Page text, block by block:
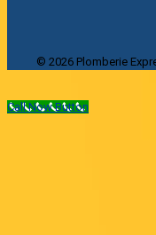
© 2026 Plomberie
Call Now Button